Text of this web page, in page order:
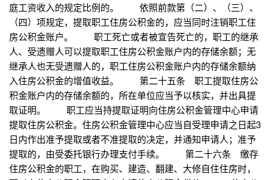
庭工资收入的规定比例的。 依照前款第（二）、（三）、
（四）项规定，提取职工住房公积金的，应当同时注销职工住
房公积金账户。 职工死亡或者被宣告死亡的，职工的继承
人、受遗赠人可以提取职工住房公积金账户内的存储余额；无
继承人也无受遗赠人的，职工住房公积金账户内的存储余额纳
入住房公积金的增值收益。 第二十五条 职工提取住房公
积金账户内的存储余额的，所在单位应当予以核实，并出具提
取证明。 职工应当持提取证明向住房公积金管理中心申请
提取住房公积金。住房公积金管理中心应当自受理申请之日起3
日内作出准予提取或者不准提取的决定，并通知申请人；准予
提取的，由受委托银行办理支付手续。 第二十六条 缴存
住房公积金的职工，在购买、建造、翻建、大修自住住房时，